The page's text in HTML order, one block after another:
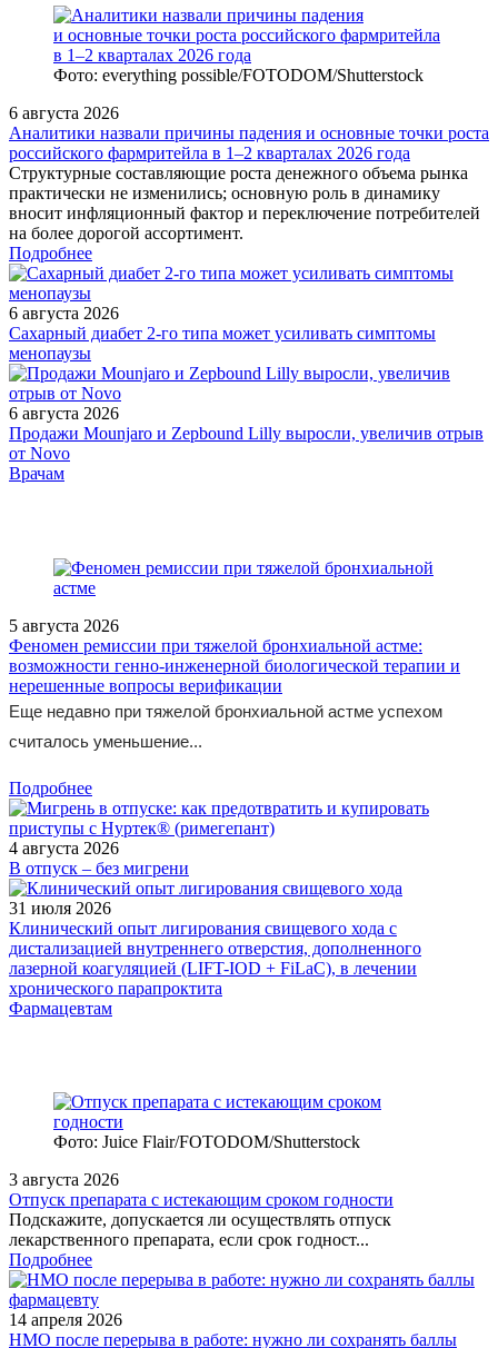
Фото: everything possible/FOTODOM/Shutterstock
6 августа 2026
Аналитики назвали причины падения и основные точки роста
российского фармритейла в 1–2 кварталах 2026 года
Структурные составляющие роста денежного объема рынка
практически не изменились; основную роль в динамику
вносит инфляционный фактор и переключение потребителей
на более дорогой ассортимент.
Подробнее
6 августа 2026
Сахарный диабет 2‑го типа может усиливать симптомы
менопаузы
6 августа 2026
Продажи Mounjaro и Zepbound Lilly выросли, увеличив отрыв
от Novo
/doctor/neurology/
Врачам
5 августа 2026
Феномен ремиссии при тяжелой бронхиальной астме:
возможности генно-инженерной биологической терапии и
нерешенные вопросы верификации
Еще недавно при тяжелой бронхиальной астме успехом
считалось уменьшение...
Подробнее
4 августа 2026
В отпуск – без мигрени
31 июля 2026
Клинический опыт лигирования свищевого хода с
дистализацией внутреннего отверстия, дополненного
лазерной коагуляцией (LIFT-IOD + FiLaC), в лечении
хронического парапроктита
Фармацевтам
Фото: Juice Flair/FOTODOM/Shutterstoсk
3 августа 2026
Отпуск препарата с истекающим сроком годности
Подскажите, допускается ли осуществлять отпуск
лекарственного препарата, если срок годност...
Подробнее
14 апреля 2026
НМО после перерыва в работе: нужно ли сохранять баллы